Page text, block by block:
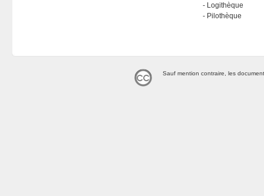
Logithèque
Pilothèque
Sauf mention contraire, les